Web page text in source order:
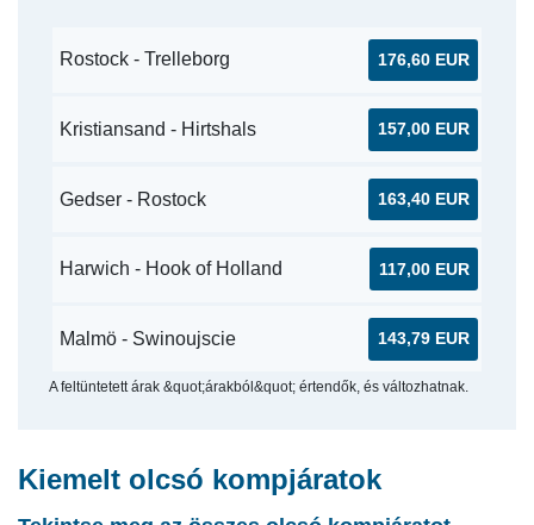
Rostock - Trelleborg 176,60 EUR
Kristiansand - Hirtshals 157,00 EUR
Gedser - Rostock 163,40 EUR
Harwich - Hook of Holland 117,00 EUR
Malmö - Swinoujscie 143,79 EUR
A feltüntetett árak &quot;árakból&quot; értendők, és változhatnak.
Kiemelt olcsó kompjáratok